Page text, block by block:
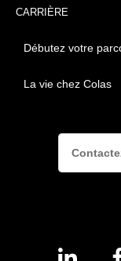
CARRIÈRE
Débutez votre
La vie chez Colas